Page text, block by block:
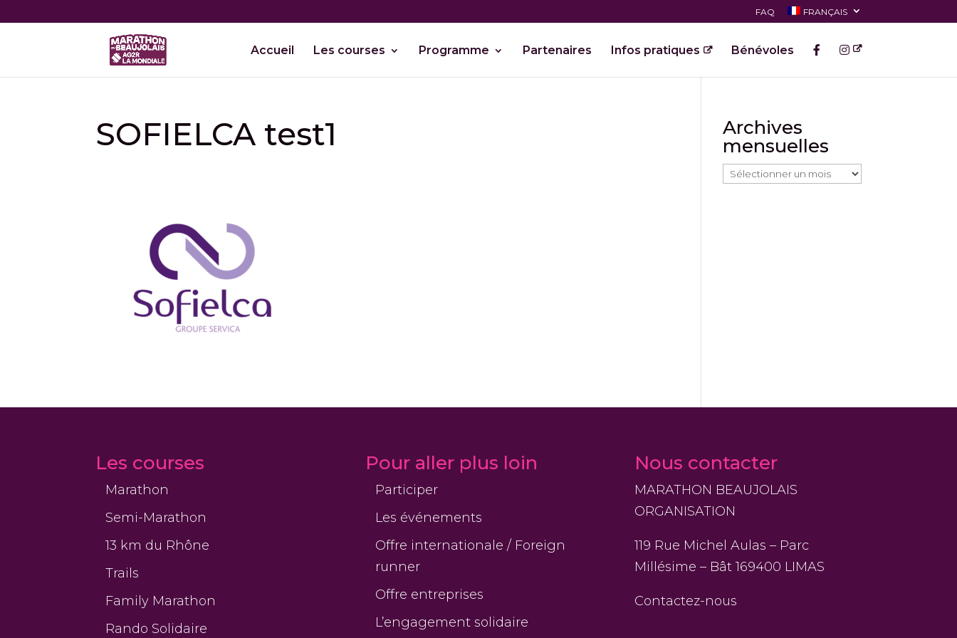
FAQ FRANÇAIS
Accueil Les courses Programme Partenaires Infos pratiques Bénévoles
SOFIELCA test1
Archives
mensuelles
Archives
Les courses
Marathon
Semi-Marathon
13 km du Rhône
Trails
Family Marathon
Rando Solidaire
Pour aller plus loin
Participer
Les événements
Offre internationale / Foreign
runner
Offre entreprises
L’engagement solidaire
Nous contacter
MARATHON BEAUJOLAIS
ORGANISATION
119 Rue Michel Aulas – Parc
Millésime – Bât 169400 LIMAS
Contactez-nous